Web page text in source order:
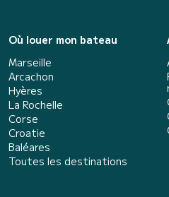
Où louer mon bateau
Marseille
Arcachon
Hyères
La Rochelle
Corse
Croatie
Baléares
Toutes les destinations